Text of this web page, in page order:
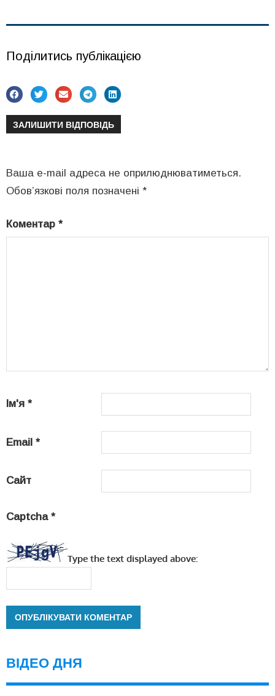
Поділитись публікацією
ЗАЛИШИТИ ВІДПОВІДЬ
Ваша e-mail адреса не оприлюднюватиметься.
Обов’язкові поля позначені *
Коментар *
Ім'я *
Email *
Сайт
Captcha *
Type the text displayed above:
ВІДЕО ДНЯ